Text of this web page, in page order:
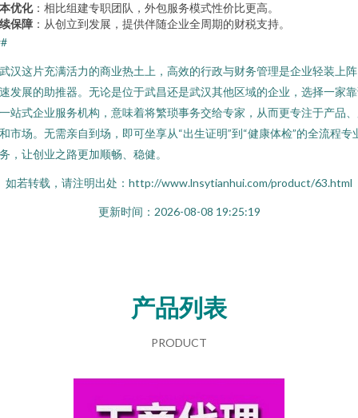
优化：相比组建专职团队，外包服务模式性价比更高。
保障 ：从创立到发展，提供伴随企业全周期的财税支持。
汉这片充满活力的商业热土上，高效的行政与财务管理是企业轻装上
发展的助推器。无论是位于武昌还是武汉其他区域的企业，选择一家
站式企业服务机构，意味着将繁琐事务交给专家，从而更专注于产品
市场。无需亲自到场，即可坐享从“出生证明”到“健康体检”的全流程专
，让创业之路更加顺畅、稳健。
如若转载，请注明出处：http://www.lnsytianhui.com/product/63.html
更新时间：2026-08-08 19:25:19
产品列表
PRODUCT